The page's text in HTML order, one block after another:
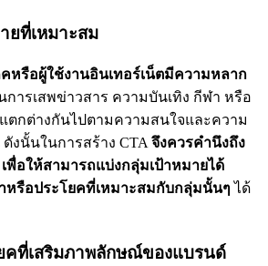
ยที่เหมาะสม
หรือผู้ใช้งานอินเทอร์เน็ตมีความหลาก
การเสพข่าวสาร ความบันเทิง กีฬา หรือ
ตกต่างกันไปตามความสนใจและความ
งนั้นในการสร้าง CTA จึงควรคำนึงถึง
พื่อให้สามารถแบ่งกลุ่มเป้าหมายได้
หรือประโยคที่เหมาะสมกับกลุ่มนั้นๆ ได้
คที่เสริมภาพลักษณ์ของแบรนด์